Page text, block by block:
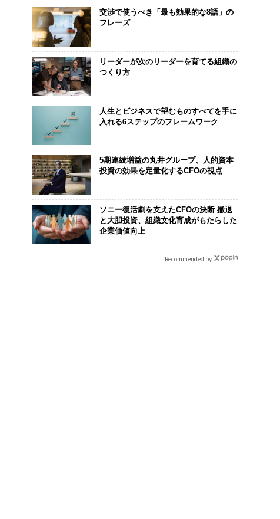
交渉で使うべき「最も効果的な8語」の
フレーズ
リーダーが次のリーダーを育てる組織の
つくり方
人生とビジネスで望むものすべてを手に
入れる6ステップのフレームワーク
5期連続増益の丸井グループ、人的資本
投資の効果を定量化するCFOの視点
ソニー復活劇を支えたCFOの決断 撤退
と大胆投資、組織文化育成がもたらした
企業価値向上
Recommended by